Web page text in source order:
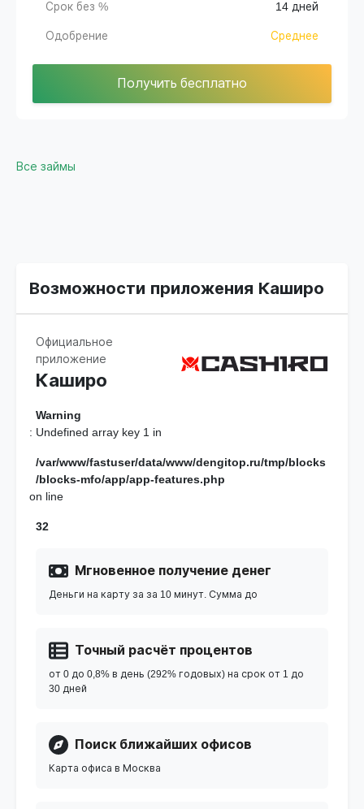
Срок без % 14 дней
Одобрение Среднее
Получить бесплатно
Все займы
Возможности приложения Каширо
Официальное
приложение
Каширо
Warning
: Undefined array key 1 in
/var/www/fastuser/data/www/dengitop.ru/tmp/blocks
/blocks-mfo/app/app-features.php
on line
32
Мгновенное получение денег
Деньги на карту за за 10 минут. Сумма до
Точный расчёт процентов
от 0 до 0,8% в день (292% годовых) на срок от 1 до
30 дней
Поиск ближайших офисов
Карта офиса в Москва